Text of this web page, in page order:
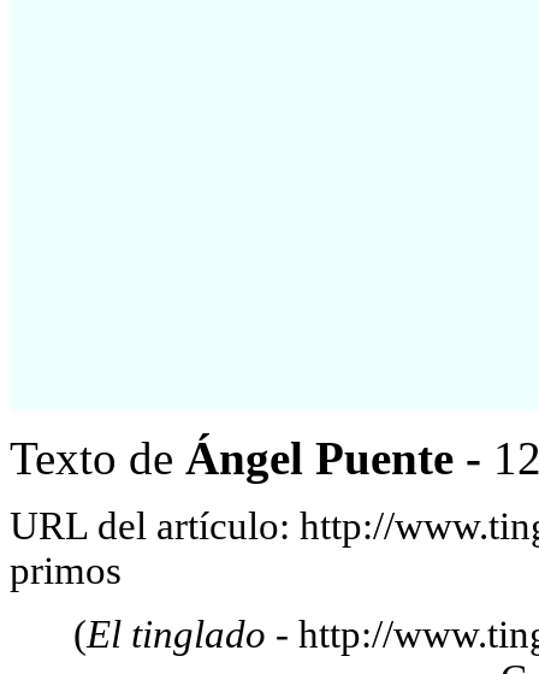
Texto de Ángel Puente -
URL del artículo: http://
primos
(El tinglado - http://